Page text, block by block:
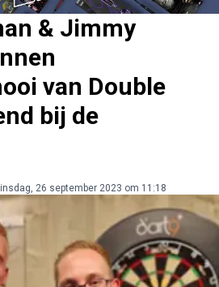
& Jimmy
van Double
bij de
26 september 2023 om 11:18